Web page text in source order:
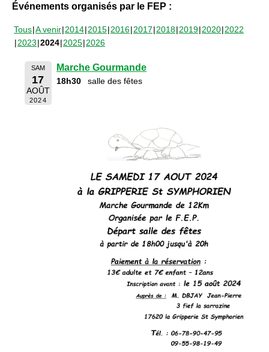
Événements organisés par le FEP :
Tous A venir 2014 2015 2016 2017 2018 2019 2020 2022
2023 2024 2025 2026
SAM
17
AOÛT
2024
Marche Gourmande
18h30 salle des fêtes